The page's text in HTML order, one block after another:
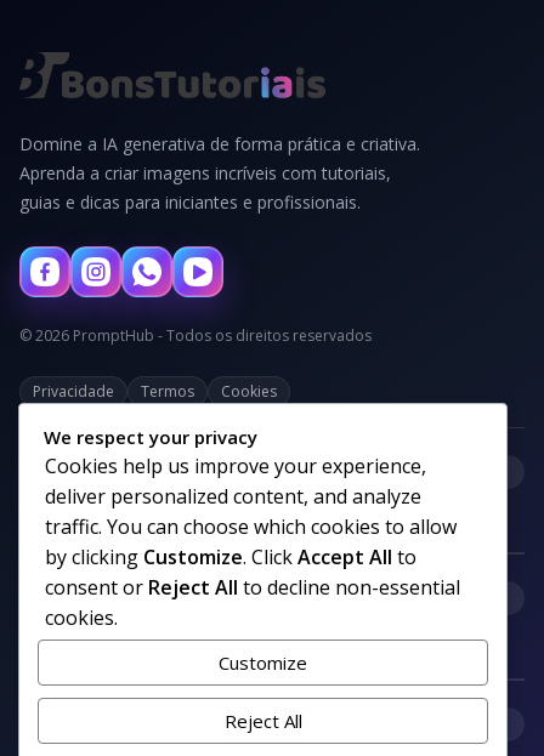
Domine a IA generativa de forma prática e criativa.
Aprenda a criar imagens incríveis com tutoriais,
guias e dicas para iniciantes e profissionais.
© 2026 PromptHub - Todos os direitos reservados
Privacidade Termos Cookies
Categorias
Links uteis
We respect your privacy
Cookies help us improve your experience,
deliver personalized content, and analyze
traffic. You can choose which cookies to allow
by clicking Customize. ClickAccept All to
consent or Reject All to decline non-essential
cookies.
Customize
Reject All